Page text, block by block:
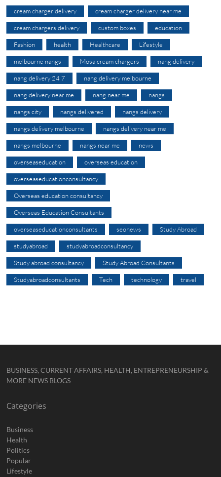
cream charger delivery cream charger delivery near me
cream chargers delivery custom boxes education
Fashion health Healthcare Lifestyle
melbourne nangs Mosa cream chargers nang delivery
nang delivery 24 7 nang delivery melbourne
nang delivery near me nang near me nangs
nangs city nangs delivered nangs delivery
nangs delivery melbourne nangs delivery near me
nangs melbourne nangs near me news
overseaseducation overseas education
overseaseducationconsultancy
Overseas education consultancy
Overseas Education Consultants
overseaseducationconsultants seonews Study Abroad
studyabroad studyabroadconsultancy
Study abroad consultancy Study Abroad Consultants
Studyabroadconsultants Tech technology travel
BUSINESS, CURRENT AFFAIRS, HEALTH, ENTREPRENEURSHIP &
MORE NEWS BLOGS
Categories
Business
Health
Politics
Popular
Lifestyle